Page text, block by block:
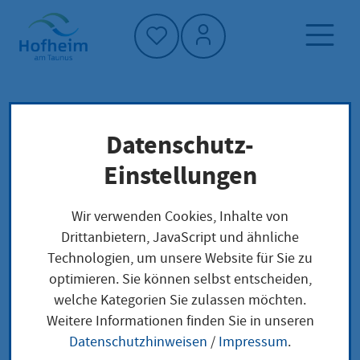
Startseite"
Dienstleistung-Finder
Lokale Anliegen
Approbation Ärztin oder Arzt aus Drittstaaten
Erteilung
Approbation Ärztin
oder Arzt aus
Datenschutz-
Einstellungen
Wir verwenden Cookies, Inhalte von
Drittanbietern, JavaScript und ähnliche
Technologien, um unsere Website für Sie zu
optimieren. Sie können selbst entscheiden,
welche Kategorien Sie zulassen möchten.
Weitere Informationen finden Sie in unseren
Datenschutzhinweisen / Impressum.